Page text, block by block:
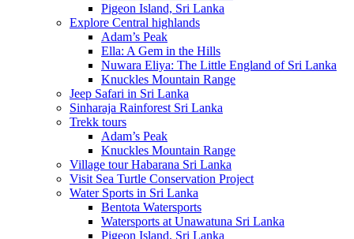
Pigeon Island, Sri Lanka
Explore Central highlands
Adam’s Peak
Ella: A Gem in the Hills
Nuwara Eliya: The Little England of Sri Lanka
Knuckles Mountain Range
Jeep Safari in Sri Lanka
Sinharaja Rainforest Sri Lanka
Trekk tours
Adam’s Peak
Knuckles Mountain Range
Village tour Habarana Sri Lanka
Visit Sea Turtle Conservation Project
Water Sports in Sri Lanka
Bentota Watersports
Watersports at Unawatuna Sri Lanka
Pigeon Island, Sri Lanka